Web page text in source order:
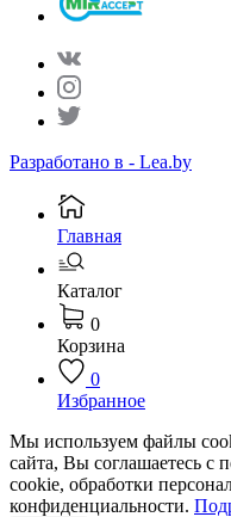
Разработано в - Lea.by
Главная
Каталог
0
Корзина
0
Избранное
Мы используем файлы
сайта, Вы соглашаетесь с
cookie, обработки
конфиденциальности.